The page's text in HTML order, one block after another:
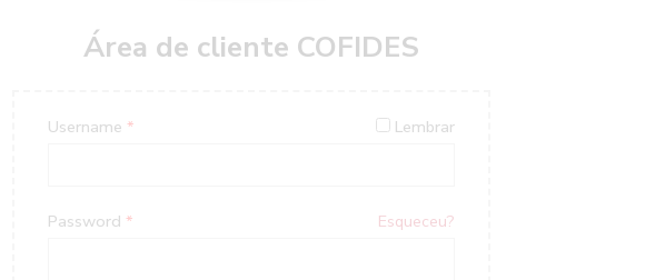
Área de cliente COFIDES
Username * Lembrar
Password * Esqueceu?